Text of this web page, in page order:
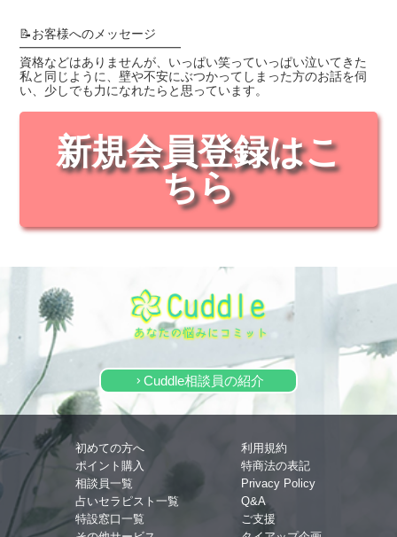
📝お客様へのメッセージ
━━━━━━━━━━━━━
資格などはありませんが、いっぱい笑っていっぱい泣いてきた
私と同じように、壁や不安にぶつかってしまった方のお話を伺
い、少しでも力になれたらと思っています。
新規会員登録はこ
ちら
keyboard_arrow_rightCuddle相談員の紹介
初めての方へ
ポイント購入
相談員一覧
占いセラピスト一覧
特設窓口一覧
利用規約
特商法の表記
Privacy Policy
Q&A
ご支援